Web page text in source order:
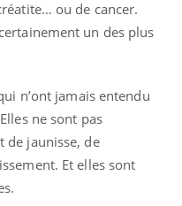
ou de cancer.
un des plus
n’ont jamais entendu
ne sont pas
de jaunisse, de
Et elles sont